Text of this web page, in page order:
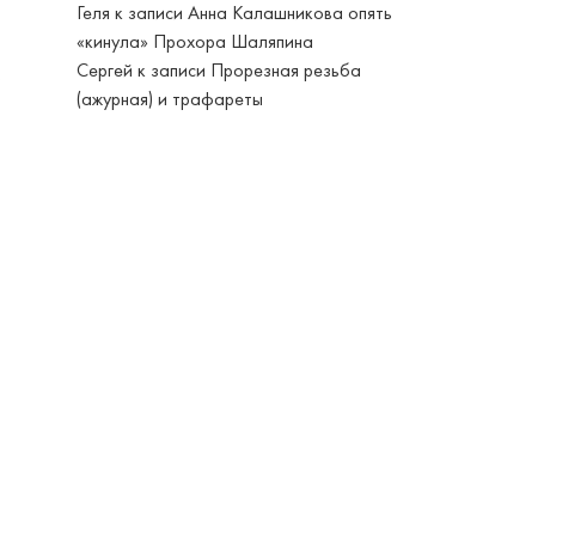
Геля к записиАнна Калашникова опять
«кинула» Прохора Шаляпина
Сергей к записи Прорезная резьба
(ажурная) и трафареты